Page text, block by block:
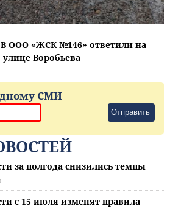
ООО «ЖСК №146» ответили на
Воробьева
СМИ
Отправить
за полгода снизились темпы
с 15 июля изменят правила